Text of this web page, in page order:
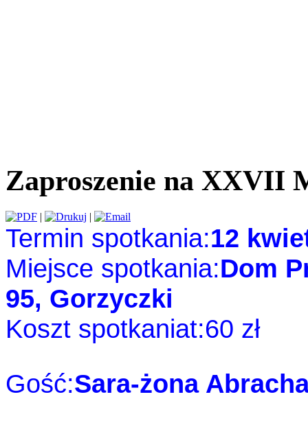
Zaproszenie na XXVII
| |
Termin spotkania:12
Miejsce spotkania:Dom
95, Gorzyczki
Koszt spotkaniat:60 zł
Gość:Sara-żona